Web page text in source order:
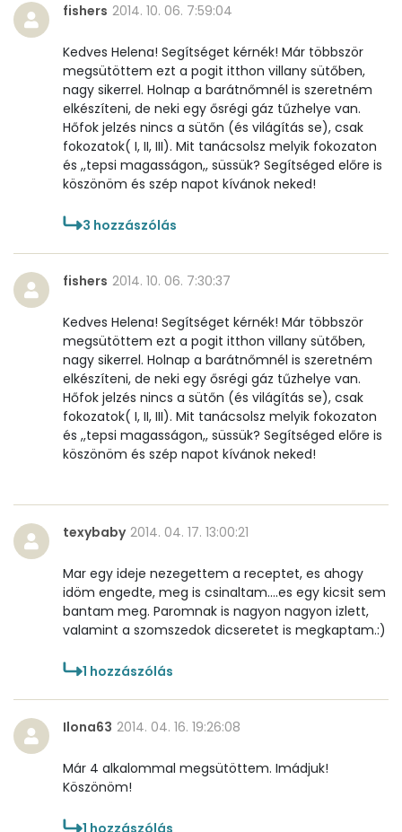
fishers 2014. 10. 06. 7:59:04
Kedves Helena! Segítséget kérnék! Már többször
megsütöttem ezt a pogit itthon villany sütőben,
nagy sikerrel. Holnap a barátnőmnél is szeretném
elkészíteni, de neki egy ősrégi gáz tűzhelye van.
Hőfok jelzés nincs a sütőn (és világítás se), csak
fokozatok( I, II, III). Mit tanácsolsz melyik fokozaton
és ,,tepsi magasságon,, süssük? Segítséged előre is
köszönöm és szép napot kívánok neked!
3 hozzászólás
fishers 2014. 10. 06. 7:30:37
Kedves Helena! Segítséget kérnék! Már többször
megsütöttem ezt a pogit itthon villany sütőben,
nagy sikerrel. Holnap a barátnőmnél is szeretném
elkészíteni, de neki egy ősrégi gáz tűzhelye van.
Hőfok jelzés nincs a sütőn (és világítás se), csak
fokozatok( I, II, III). Mit tanácsolsz melyik fokozaton
és ,,tepsi magasságon,, süssük? Segítséged előre is
köszönöm és szép napot kívánok neked!
texybaby 2014. 04. 17. 13:00:21
Mar egy ideje nezegettem a receptet, es ahogy
idöm engedte, meg is csinaltam....es egy kicsit sem
bantam meg. Paromnak is nagyon nagyon izlett,
valamint a szomszedok dicseretet is megkaptam.:)
1 hozzászólás
Ilona63 2014. 04. 16. 19:26:08
Már 4 alkalommal megsütöttem. Imádjuk!
Köszönöm!
1 hozzászólás